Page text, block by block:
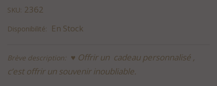
SKU: 2362
Disponibilité: En Stock
Brève description: ♥ Offrir un cadeau personnalisé ,
c’est offrir un souvenir inoubliable.